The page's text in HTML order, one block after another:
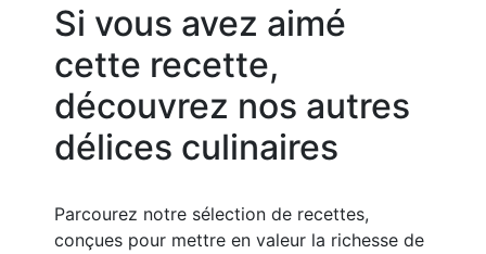
Si vous avez aimé
cette recette,
découvrez nos autres
délices culinaires
Parcourez notre sélection de recettes,
conçues pour mettre en valeur la richesse de